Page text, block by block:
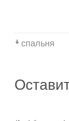
спальня